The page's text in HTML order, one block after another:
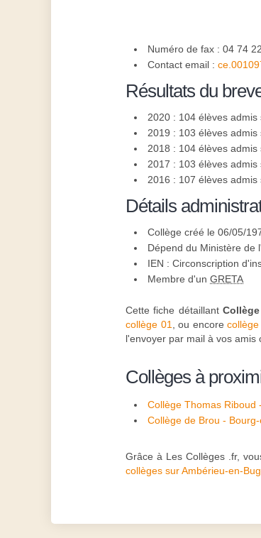
Numéro de fax : 04 74
Contact email :
Résultats du
2020 : 104 élèves
2019 : 103 élèves
2018 : 104 élèves
2017 : 103 élèves
2016 : 107 élèves
Détails
Collège créé le 06/05/
Dépend du Ministère de
IEN : Circonscription
Membre d'un GRETA
Cette fiche détaillant
collège 01
, ou encore
l'envoyer par mail à vos amis
Collèges à
Collège Thomas Riboud
Collège de Brou -
Grâce à Les Collèges .fr,
collèges sur Ambérieu-en-